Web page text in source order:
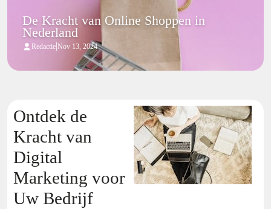
De Kracht van Online Shoppen in
Nederland
Redactie|Nov 13, 2024
Ontdek de
Kracht van
Digital
Marketing voor
Uw Bedrijf